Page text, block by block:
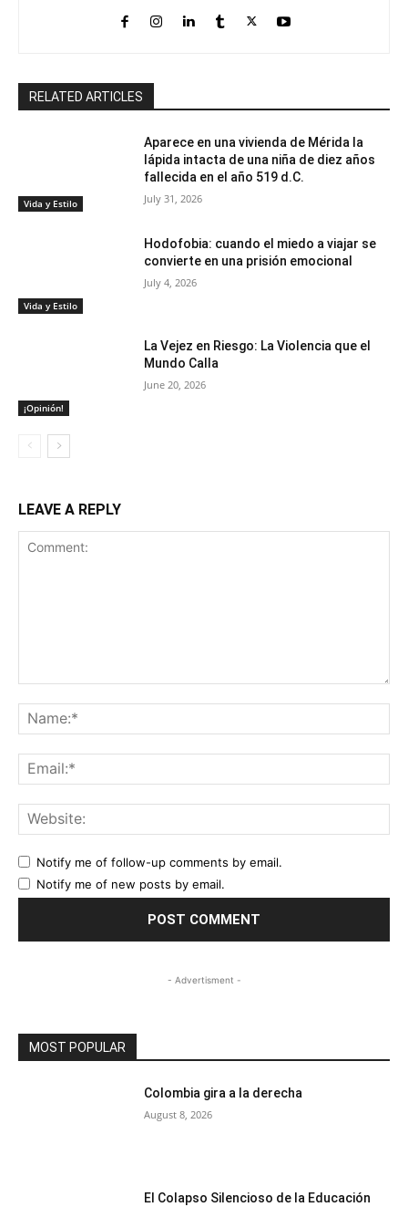
RELATED ARTICLES
Vida y Estilo
Aparece en una vivienda de Mérida la
lápida intacta de una niña de diez años
fallecida en el año 519 d.C.
July 31, 2026
Vida y Estilo
Hodofobia: cuando el miedo a viajar se
convierte en una prisión emocional
July 4, 2026
¡Opinión!
La Vejez en Riesgo: La Violencia que el
Mundo Calla
June 20, 2026
LEAVE A REPLY
Notify me of follow-up comments by email.
Notify me of new posts by email.
- Advertisment -
MOST POPULAR
Colombia gira a la derecha
August 8, 2026
El Colapso Silencioso de la Educación